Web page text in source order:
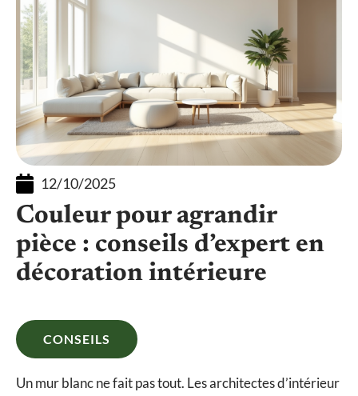
12/10/2025
Couleur pour agrandir
pièce : conseils d’expert en
décoration intérieure
CONSEILS
Un mur blanc ne fait pas tout. Les architectes d’intérieur